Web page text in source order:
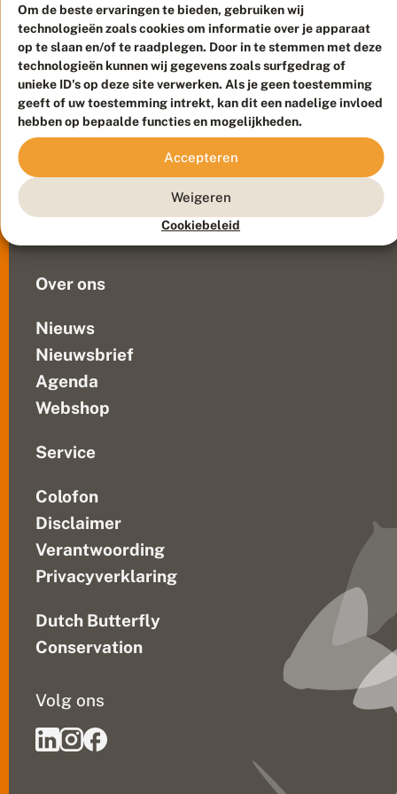
Om de beste ervaringen te bieden, gebruiken wij
technologieën zoals cookies om informatie over je apparaat
op te slaan en/of te raadplegen. Door in te stemmen met deze
technologieën kunnen wij gegevens zoals surfgedrag of
unieke ID's op deze site verwerken. Als je geen toestemming
geeft of uw toestemming intrekt, kan dit een nadelige invloed
hebben op bepaalde functies en mogelijkheden.
Accepteren
Weigeren
Cookiebeleid
e
n
o
p
maar
hoe
doe
je
dat
met
zo
min
mogelijk
schade
aan
In
Waarnemingen
Over ons
Nieuws
Nieuwsbrief
Agenda
Webshop
Service
Colofon
Disclaimer
Verantwoording
Privacyverklaring
Dutch Butterfly
Conservation
Volg ons
Meld waarnemingen
© 2026 Vlinderstichting
Duurzaam ontwikkeld doorGo2People, ontworpen door
Blue Field Agency
Privacy
Disclaimer
Sitemap